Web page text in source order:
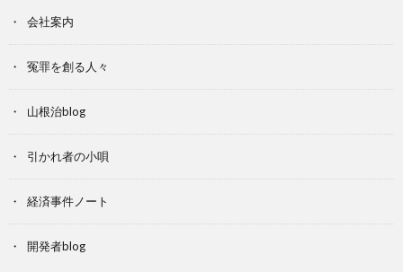
会社案内
冤罪を創る人々
山根治blog
引かれ者の小唄
経済事件ノート
開発者blog